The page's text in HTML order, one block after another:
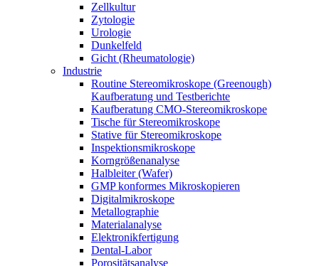
Zellkultur
Zytologie
Urologie
Dunkelfeld
Gicht (Rheumatologie)
Industrie
Routine Stereomikroskope (Greenough)
Kaufberatung und Testberichte
Kaufberatung CMO-Stereomikroskope
Tische für Stereomikroskope
Stative für Stereomikroskope
Inspektionsmikroskope
Korngrößenanalyse
Halbleiter (Wafer)
GMP konformes Mikroskopieren
Digitalmikroskope
Metallographie
Materialanalyse
Elektronikfertigung
Dental-Labor
Porositätsanalyse